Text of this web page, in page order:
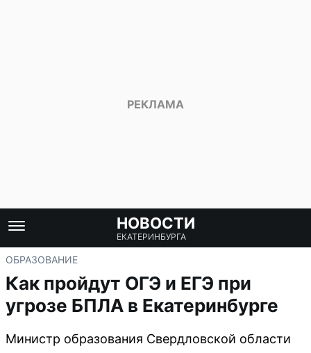
НОВОСТИ
ЕКАТЕРИНБУРГА
ОБРАЗОВАНИЕ
Как пройдут ОГЭ и ЕГЭ при
угрозе БПЛА в Екатеринбурге
Министр образования Свердловской области